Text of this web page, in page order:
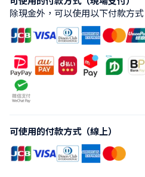
除現金外，可以使用以下付款方式
可使用的付款方式（線上）